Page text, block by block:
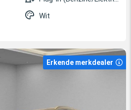
Wit
Erkende merkdealer